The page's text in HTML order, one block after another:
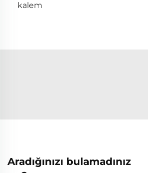
kalem
Aradığınızı bulamadınız